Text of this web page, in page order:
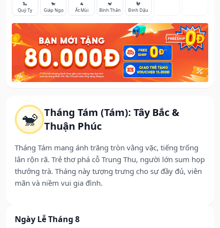
🐒 Tháng Tám (Tám): Tây Bắc &
Thuận Phúc
Tháng Tám mang ánh trăng tròn vằng vặc, tiếng trống
lân rộn rã. Trẻ thơ phá cỗ Trung Thu, người lớn sum họp
thưởng trà. Tháng này tượng trưng cho sự đầy đủ, viên
mãn và niềm vui gia đình.
Ngày Lễ Tháng 8
🐍
Quý Tỵ
🐎
Giáp Ngọ
🐐
Ất Mùi
🐒
Bính Thân
🐓
Đinh Dậu